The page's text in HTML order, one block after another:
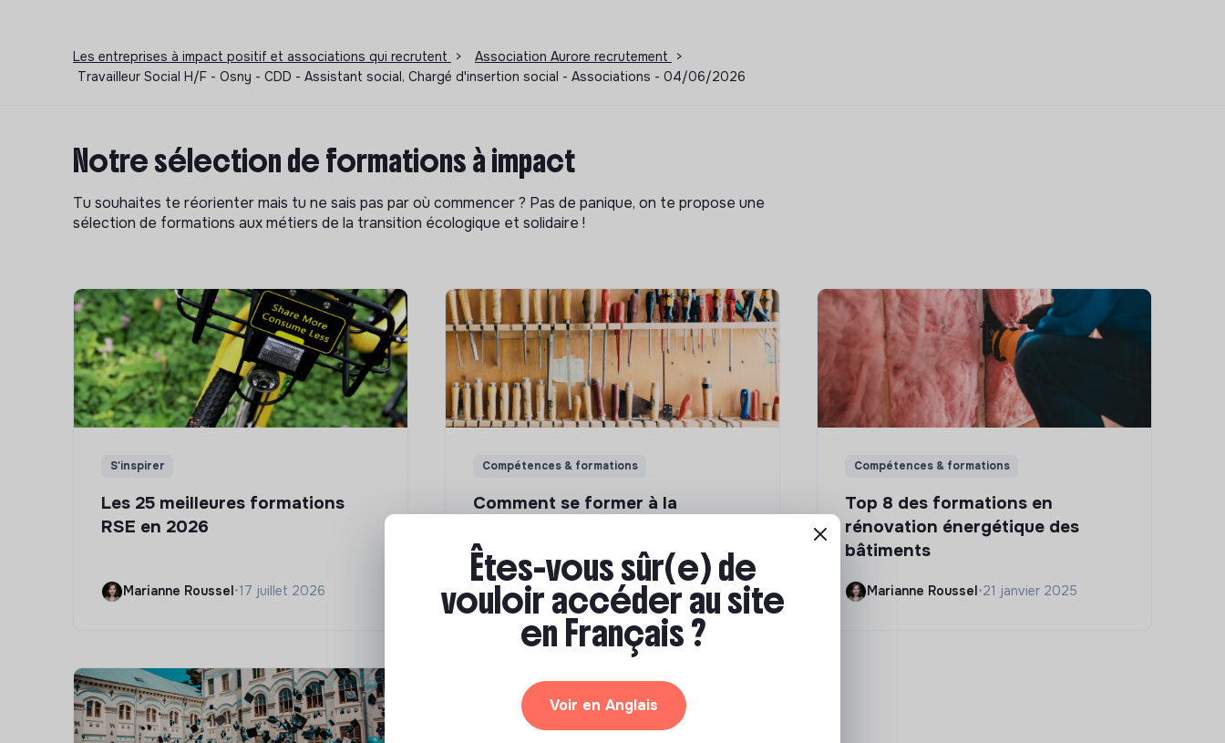
Les entreprises à impact positif et associations qui recrutent > Association Aurore recrutement
>
Travailleur Social H/F - Osny - CDD - Assistant social, Chargé d'insertion social - Associations - 04/06/2026
Notre sélection de formations à impact
Tu souhaites te réorienter mais tu ne sais pas par où commencer ? Pas de panique, on te propose une
sélection de formations aux métiers de la transition écologique et solidaire !
S'inspirer
Les 25 meilleures formations
RSE en 2026
Marianne Roussel•17 juillet 2026
Compétences & formations
Comment se former à la
Marianne Roussel 09 janvier 2024
Compétences & formations
Top 8 des formations en
rénovation énergétique des
bâtiments
Marianne Roussel•21 janvier 2025
Êtes-vous sûr(e) de
vouloir accéder au site
en Français ?
Voir en Anglais